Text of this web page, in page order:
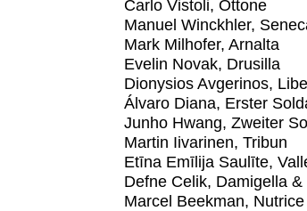
Carlo Vistoli, Ottone
Manuel Winckhler,
Mark Milhofer, Arnalta
Evelin Novak, Drusilla
Dionysios Avgerinos,
Álvaro Diana, Erster
Junho Hwang, Zweiter
Martin Iivarinen, Tribun
Etīna Emīlija Saulīte,
Defne Celik, Damigella &
Marcel Beekman, Nutrice